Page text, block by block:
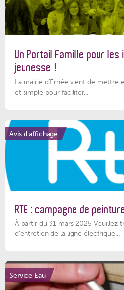
Un Portail Famille pour les
jeunesse !
La mairie d’Ernée vient de mettre
et simple pour faciliter...
Avis d'affichage
RTE : campagne de
À partir du 31 mars 2025 Veuillez
d'entretien de la ligne électrique...
Service Eau